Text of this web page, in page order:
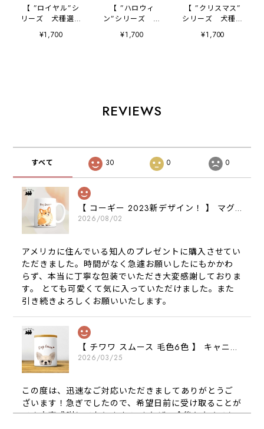
【 ”ロイヤル”シ
リーズ 犬種選べ
る マウスパッド
】 パステルカラ
¥1,700
【 ”ハロウィ
ン”シリーズ 犬
種選べる マウスパ
ッド 】 パステル
¥1,700
【 ”クリスマス”
シリーズ 犬種選
べる マウスパッド
】 パステルカラ
¥1,700
REVIEWS
すべて 30 0 0
【 コーギー 2023新デザイン！ 】 マグカップ お家用 プレゼント 犬 うちの子 犬グッズ ギフト
2026/08/02
アメリカに住んでいる知人のプレゼントに購入させてい
ただきました。時間がなく急遽お願いしたにもかかわ
らず、本当に丁寧な包装でいただき大変感謝しておりま
す。 とても可愛くて気に入っていただけました。また
引き続きよろしくお願いいたします。
【 チワワ スムース 毛色6色 】 キャニスター 保存容器 お家用 プレゼント 犬 ペット うちの子 犬グッズ
2026/03/25
この度は、迅速なご対応いただきましてありがとうご
ざいます！急ぎでしたので、希望日前に受け取ることが
でき大変感謝しております！ またぜひ今後ともよろし